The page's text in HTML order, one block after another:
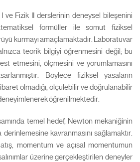
ve Fizik II derslerinin deneysel bileşenini
formüller ile somut fiziksel
kurmayı amaçlamaktadır. Laboratuvar
teorik bilgiyi öğrenmesini değil; bu
etmesini, ölçmesini ve yorumlamasını
Böylece fiziksel yasaların
olmadığı, ölçülebilir ve doğrulanabilir
öğrenilmektedir.
temel hedef, Newton mekaniğinin
kavranmasını sağlamaktır.
momentum ve açısal momentumun
üzerine gerçekleştirilen deneyler